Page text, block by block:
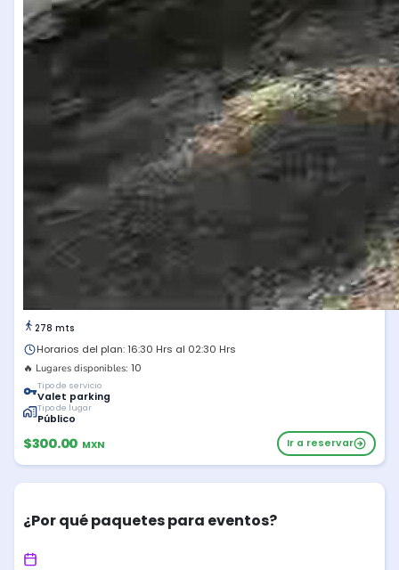
278 mts
Horarios del plan: 16:30 Hrs al 02:30 Hrs
🔥 Lugares disponibles: 10
Tipo de servicio
Valet parking
Tipo de lugar
Público
$300.00 MXN Ir a reservar
¿Por qué paquetes para eventos?